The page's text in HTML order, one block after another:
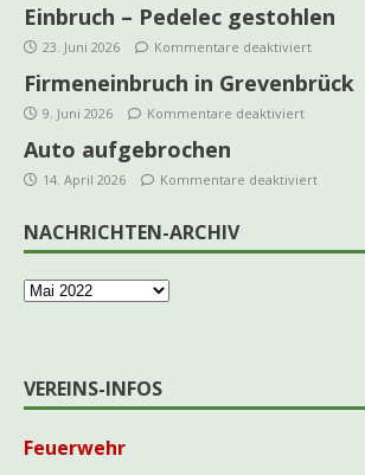
Einbruch – Pedelec gestohlen
23. Juni 2026 Kommentare deaktiviert
Firmeneinbruch in Grevenbrück
9. Juni 2026 Kommentare deaktiviert
Auto aufgebrochen
14. April 2026 Kommentare deaktiviert
NACHRICHTEN-ARCHIV
VEREINS-INFOS
Feuerwehr